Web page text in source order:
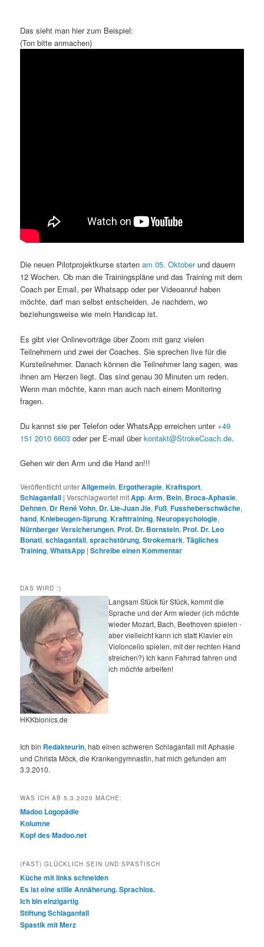
Das sieht man hier zum Beispiel:
(Ton bitte anmachen)
Die neuen Pilotprojektkurse startenam 05. Oktoberund dauern
12 Wochen. Ob man die Trainingspläne und das Training mit dem
Coach per Email, per Whatsapp oder per Videoanruf haben
möchte, darf man selbst entscheiden. Je nachdem, wo
beziehungsweise wie mein Handicap ist.
Es gibt vier Onlinevorträge über Zoom mit ganz vielen
Teilnehmern und zwei der Coaches. Sie sprechen live für die
Kursteilnehmer. Danach können die Teilnehmer lang sagen, was
ihnen am Herzen liegt. Das sind genau 30 Minuten um reden.
Wenn man möchte, kann man auch nach einem Monitoring
fragen.
Du kannst sie per Telefon oder WhatsApp erreichen unter+49
151 2010 6603 oder per E-mail überkontakt@StrokeCoach.de.
Gehen wir den Arm und die Hand an!!!
Veröffentlicht unterAllgemein, Ergotherapie,Kraftsport,
Schlaganfall |Verschlagwortet mitApp,Arm, Bein, Broca-Aphasie,
Dehnen, Dr René Vohn, Dr. Lie-Juan Jie,Fuß,Fussheberschwäche,
hand,Kniebeugen-Sprung,Krafttraining,Neuropsychologie,
Nürnberger Versicherungen, Prof. Dr. Bornstein, Prof. Dr. Leo
Bonati,schlaganfall,sprachstörung,Strokemark,Tägliches
Training,WhatsApp |Schreibe einen Kommentar
DAS WIRD :)
Langsam Stück für Stück, kommt die
Sprache und der Arm wieder (ich möchte
wieder Mozart, Bach, Beethoven spielen -
aber vielleicht kann ich statt Klavier ein
Violoncello spielen, mit der rechten Hand
streichen?) Ich kann Fahrrad fahren und
ich möchte arbeiten!
HKKbionics.de
Ich bin Redakteurin, hab einen schweren Schlaganfall mit Aphasie
und Christa Möck, die Krankengymnastin, hat mich gefunden am
3.3.2010.
WAS ICH AB 5.3.2020 MACHE:
Madoo Logopädie
Kolumne
Kopf des Madoo.net
(FAST) GLÜCKLICH SEIN UND SPASTISCH
Küche mit links schneiden
Es ist eine stille Annäherung. Sprachlos.
Ich bin einzigartig
Stiftung Schlaganfall
Spastik mit Merz